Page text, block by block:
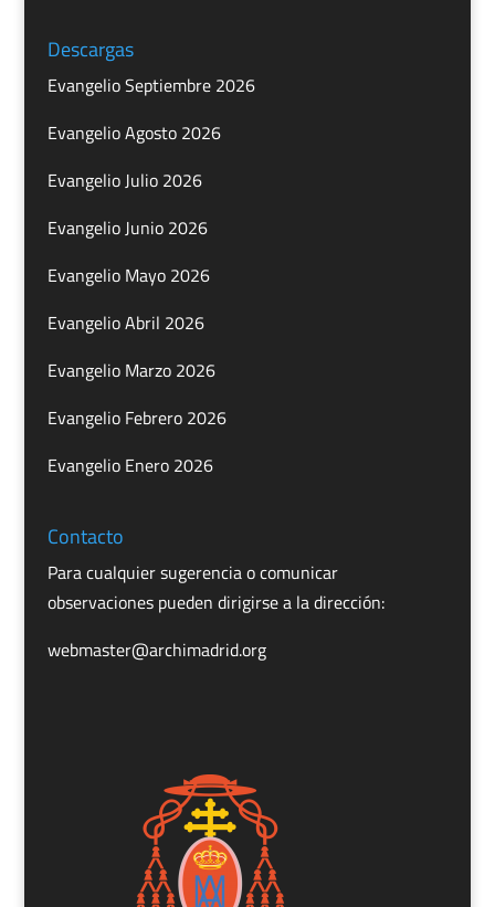
Descargas
Evangelio Septiembre 2026
Evangelio Agosto 2026
Evangelio Julio 2026
Evangelio Junio 2026
Evangelio Mayo 2026
Evangelio Abril 2026
Evangelio Marzo 2026
Evangelio Febrero 2026
Evangelio Enero 2026
Contacto
Para cualquier sugerencia o comunicar
observaciones pueden dirigirse a la dirección:
webmaster@archimadrid.org